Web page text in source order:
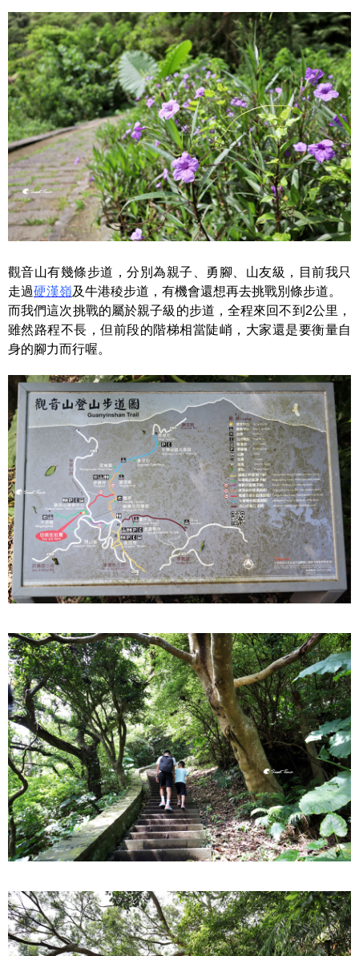
觀音山有幾條步道，分別為親子、勇腳、山友級，目前我只
走過硬漢嶺及牛港稜步道，有機會還想再去挑戰別條步道。
而我們這次挑戰的屬於親子級的步道，全程來回不到2公里，
雖然路程不長，但前段的階梯相當陡峭，大家還是要衡量自
身的腳力而行喔。